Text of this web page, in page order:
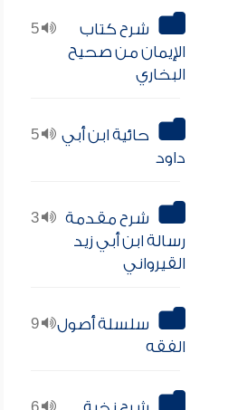
5
شرح كتاب
الإيمان من صحيح
البخاري
5
حائية ابن أبي
داود
3
شرح مقدمة
رسالة ابن أبي زيد
القيرواني
9
سلسلة أصول
الفقه